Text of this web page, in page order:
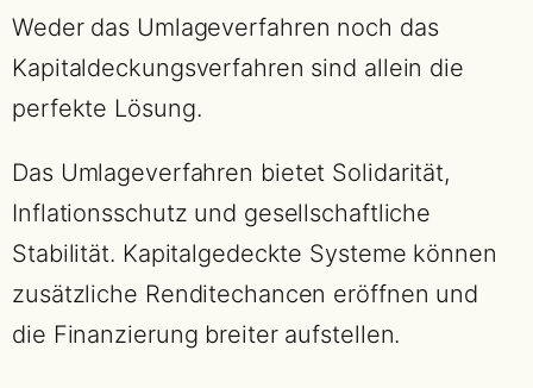
Weder das Umlageverfahren noch das
Kapitaldeckungsverfahren sind allein die
perfekte Lösung.
Das Umlageverfahren bietet Solidarität,
Inflationsschutz und gesellschaftliche
Stabilität. Kapitalgedeckte Systeme können
zusätzliche Renditechancen eröffnen und
die Finanzierung breiter aufstellen.